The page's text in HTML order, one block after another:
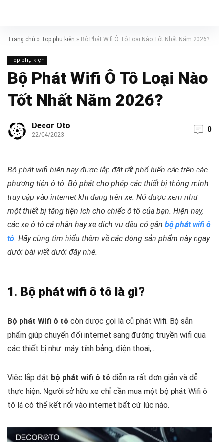
Trang chủ » Top phụ kiện » Bộ Phát Wifi Ô Tô Loại Nào Tốt Nhất Năm 2026?
Top phụ kiện
Bộ Phát Wifi Ô Tô Loại Nào
Tốt Nhất Năm 2026?
Decor Oto
22/04/2023
0
Bộ phát wifi hiện nay được lắp đặt rất phổ biến các trên các
phương tiện ô tô. Bộ phát cho phép các thiết bị thông minh
truy cập vào internet khi đang trên xe. Nó được xem như
một thiết bị tăng tiện ích cho chiếc ô tô của bạn. Hiện nay,
các xe ô tô cá nhân hay xe dịch vụ đều có gắn bộ phát wifi ô
tô. Hãy cùng tìm hiểu thêm về các dòng sản phẩm này ngay
dưới bài viết dưới đây nhé.
1. Bộ phát wifi ô tô là gì?
Bộ phát Wifi ô tô còn được gọi là củ phát Wifi. Bộ sản
phẩm giúp chuyển đổi internet sang đường truyền wifi qua
các thiết bị như: máy tính bảng, điện thoại,…
Việc lắp đặt bộ phát wifi ô tô diễn ra rất đơn giản và dễ
thực hiện. Người sở hữu xe chỉ cần mua một bộ phát Wifi ô
tô là có thể kết nối vào internet bất cứ lúc nào.